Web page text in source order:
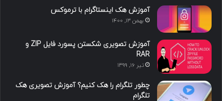
د
ی
ن
و
ت
گ
ا
ا
آموزش هک اینستاگرام با ترموکس
بهمن ۱۳, ۱۴۰۰
آموزش تصویری شکستن پسورد فایل ZIP و
RAR
تیر ۱۶, ۱۳۹۹
چطور تلگرام را هک کنیم؟ آموزش تصویری هک
تلگرام